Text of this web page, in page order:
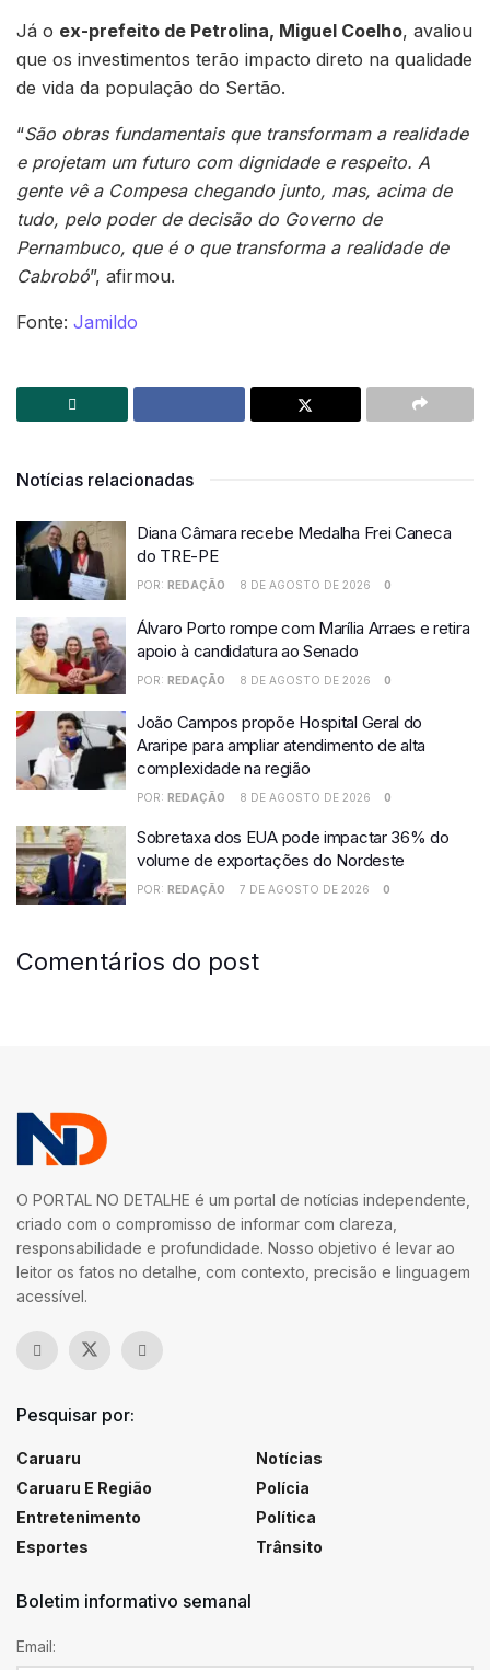
Já o ex-prefeito de Petrolina, Miguel Coelho, avaliou
que os investimentos terão impacto direto na qualidade
de vida da população do Sertão.
“São obras fundamentais que transformam a realidade
e projetam um futuro com dignidade e respeito. A
gente vê a Compesa chegando junto, mas, acima de
tudo, pelo poder de decisão do Governo de
Pernambuco, que é o que transforma a realidade de
Cabrobó”, afirmou.
Fonte: Jamildo
Notícias relacionadas
Diana Câmara recebe Medalha Frei Caneca
do TRE-PE
POR: REDAÇÃO 8 DE AGOSTO DE 2026 0
Álvaro Porto rompe com Marília Arraes e retira
apoio à candidatura ao Senado
POR: REDAÇÃO 8 DE AGOSTO DE 2026 0
João Campos propõe Hospital Geral do
Araripe para ampliar atendimento de alta
complexidade na região
POR: REDAÇÃO 8 DE AGOSTO DE 2026 0
Sobretaxa dos EUA pode impactar 36% do
volume de exportações do Nordeste
POR: REDAÇÃO 7 DE AGOSTO DE 2026 0
Comentários do post
O PORTAL NO DETALHE é um portal de notícias independente,
criado com o compromisso de informar com clareza,
responsabilidade e profundidade. Nosso objetivo é levar ao
leitor os fatos no detalhe, com contexto, precisão e linguagem
acessível.
Pesquisar por:
Caruaru
Caruaru E Região
Entretenimento
Esportes
Notícias
Polícia
Política
Trânsito
Boletim informativo semanal
Email: